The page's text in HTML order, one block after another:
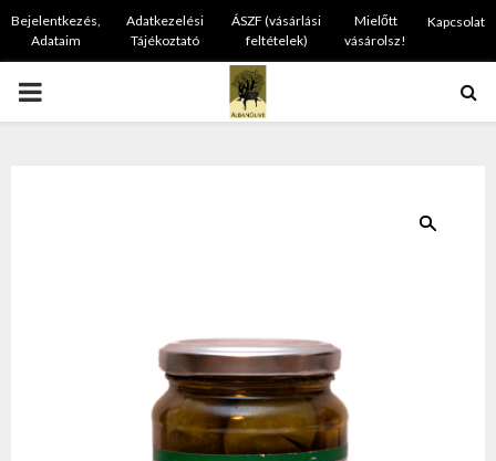
Bejelentkezés,
Adataim
Adatkezelési
Tájékoztató
ÁSZF (vásárlási
feltételek)
Mielőtt
vásárolsz!
Kapcsolat
PRIMARY